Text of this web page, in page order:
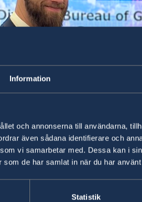
Information
och annonserna till användarna,
även sådana identifierare och
vi samarbetar med. Dessa kan i
de har samlat in när du har
Statistik